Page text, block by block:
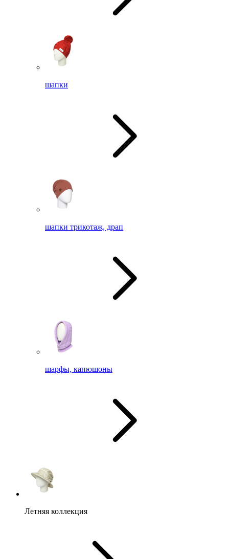
шапки
шапки трикотаж, драп
шарфы, капюшоны
Летняя коллекция